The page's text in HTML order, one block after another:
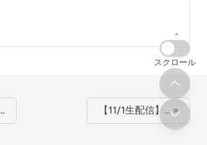
【11/1生配信】… »
スクロール